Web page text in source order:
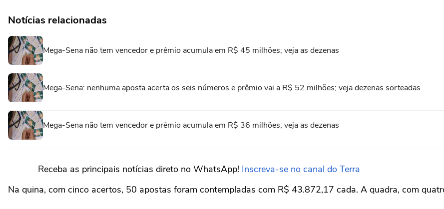
Notícias relacionadas
Mega-Sena não tem vencedor e prêmio acumula em R$ 45 milhões; veja as dezenas
Mega-Sena: nenhuma aposta acerta os seis números e prêmio vai a R$ 52 milhões; veja dezenas sorteadas
Mega-Sena não tem vencedor e prêmio acumula em R$ 36 milhões; veja as dezenas
Receba as principais notícias direto no WhatsApp! Inscreva-se no canal do Terra
Na quina, com cinco acertos, 50 apostas foram contempladas com R$ 43.872,17 cada. A quadra, com